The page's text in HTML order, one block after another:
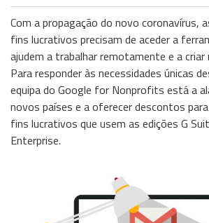
High Tech
Hosting/Cloud
I&D
Opinião
Storage
Wireless
Com a propagação do novo coronavírus,
fins lucrativos precisam de aceder a
ajudem a trabalhar remotamente e a criar
Para responder às necessidades únicas
equipa do Google for Nonprofits está a
novos países e a oferecer descontos
fins lucrativos que usem as edições G
Enterprise.